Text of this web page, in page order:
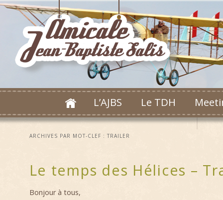
L’AJBS Le TDH
ARCHIVES PAR MOT-CLEF : TRAILER
Le temps des Hélices –
Bonjour à tous,